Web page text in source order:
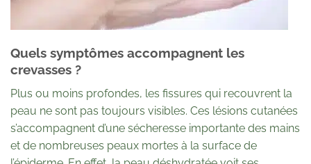
Quels symptômes accompagnent les
crevasses ?
Plus ou moins profondes, les fissures qui recouvrent la
peau ne sont pas toujours visibles. Ces lésions cutanées
s’accompagnent d’une sécheresse importante des mains
et de nombreuses peaux mortes à la surface de